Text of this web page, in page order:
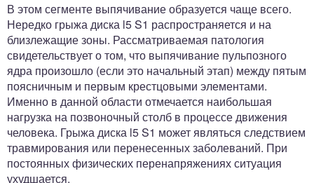
В этом сегменте выпячивание образуется чаще всего.
Нередко грыжа диска l5 S1 распространяется и на
близлежащие зоны. Рассматриваемая патология
свидетельствует о том, что выпячивание пульпозного
ядра произошло (если это начальный этап) между пятым
поясничным и первым крестцовыми элементами.
Именно в данной области отмечается наибольшая
нагрузка на позвоночный столб в процессе движения
человека. Грыжа диска l5 S1 может являться следствием
травмирования или перенесенных заболеваний. При
постоянных физических перенапряжениях ситуация
ухудшается.